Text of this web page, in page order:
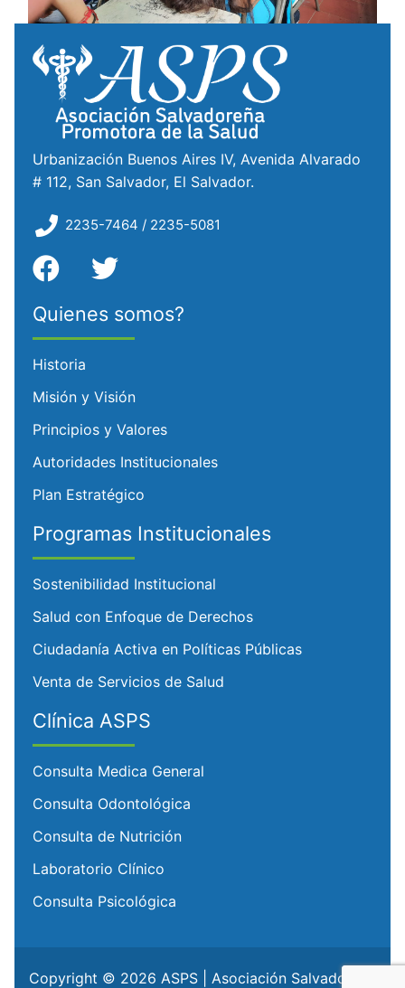
Urbanización Buenos Aires IV, Avenida Alvarado
# 112, San Salvador, El Salvador.
2235-7464 / 2235-5081
Quienes somos?
Historia
Misión y Visión
Principios y Valores
Autoridades Institucionales
Plan Estratégico
Programas Institucionales
Sostenibilidad Institucional
Salud con Enfoque de Derechos
Ciudadanía Activa en Políticas Públicas
Venta de Servicios de Salud
Clínica ASPS
Consulta Medica General
Consulta Odontológica
Consulta de Nutrición
Laboratorio Clínico
Consulta Psicológica
Copyright © 2026 ASPS | Asociación Salvadoreña